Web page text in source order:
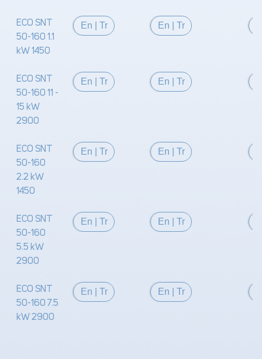
ECO SNT
50-160 1.1
kW 1450
En Tr En Tr
ECO SNT
50-160 11 -
15 kW
2900
En Tr En Tr
ECO SNT
50-160
2.2 kW
1450
En Tr En Tr
ECO SNT
50-160
5.5 kW
2900
En Tr En Tr
ECO SNT
50-160 7.5
kW 2900
En Tr En Tr